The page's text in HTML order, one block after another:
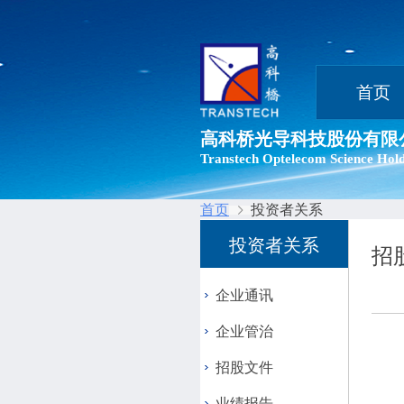
首页
高科桥光导科技股份有限
Transtech Optelecom Science
首页 投资者关系
招
投资者关系
企业通讯
企业管治
招股文件